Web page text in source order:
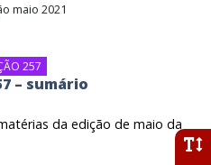
maio 2021
257
– sumário
da edição de maio da